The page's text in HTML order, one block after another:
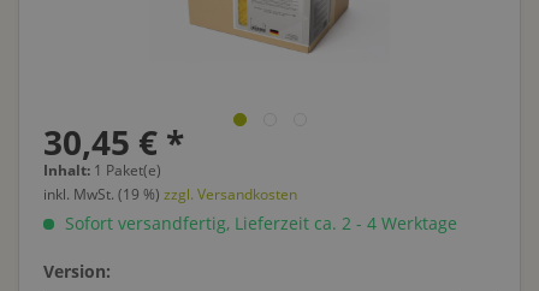
30,45 € *
Inhalt: 1 Paket(e)
inkl. MwSt. (19 %) zzgl. Versandkosten
Sofort versandfertig, Lieferzeit ca. 2 - 4 Werktage
Version: